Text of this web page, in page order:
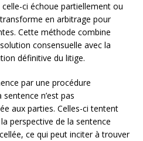
ci échoue partiellement ou
en arbitrage pour
Cette méthode combine
consensuelle avec la
définitive du litige.
par une procédure
n’est pas
aux parties. Celles-ci tentent
perspective de la sentence
ce qui peut inciter à trouver